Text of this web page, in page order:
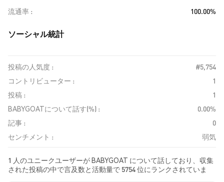
流通率
100.00%
ソーシャル統計
投稿の人気度 :
#5,754
コントリビューター :
1
投稿 :
1
BABYGOATについて話す(%) :
0.00%
記事 :
0
センチメント :
弱気
1 人のユニークユーザーが BABYGOAT について話しており、収集
された投稿の中で言及数と活動量で 5754 位にランクされていま